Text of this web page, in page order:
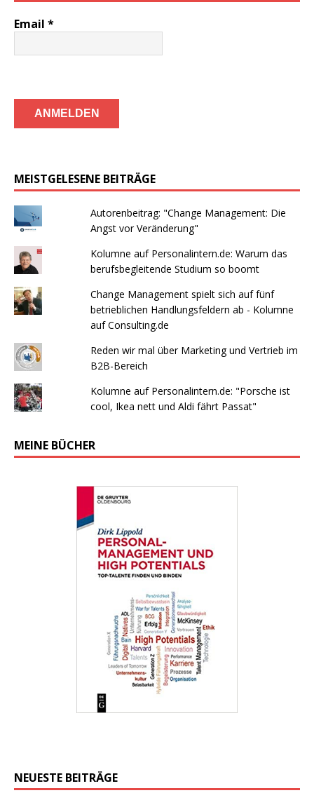
Email *
MEISTGELESENE BEITRÄGE
Autorenbeitrag: "Change Management: Die
Angst vor Veränderung"
Kolumne auf Personalintern.de: Warum das
berufsbegleitende Studium so boomt
Change Management spielt sich auf fünf
betrieblichen Handlungsfeldern ab - Kolumne
auf Consulting.de
Reden wir mal über Marketing und Vertrieb im
B2B-Bereich
Kolumne auf Personalintern.de: "Porsche ist
cool, Ikea nett und Aldi fährt Passat"
MEINE BÜCHER
NEUESTE BEITRÄGE